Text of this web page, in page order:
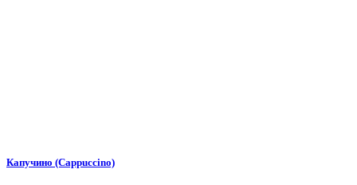
Капучино (Cappuccino)